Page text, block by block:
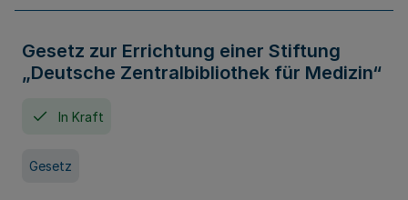
Gesetz zur Errichtung einer Stiftung
„Deutsche Zentralbibliothek für Medizin“
In Kraft
Gesetz